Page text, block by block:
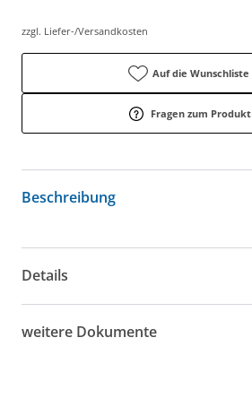
zzgl. Liefer-/Versandkosten
Auf die Wunschliste
Fragen zum Produkt
Beschreibung
Details
weitere Dokumente